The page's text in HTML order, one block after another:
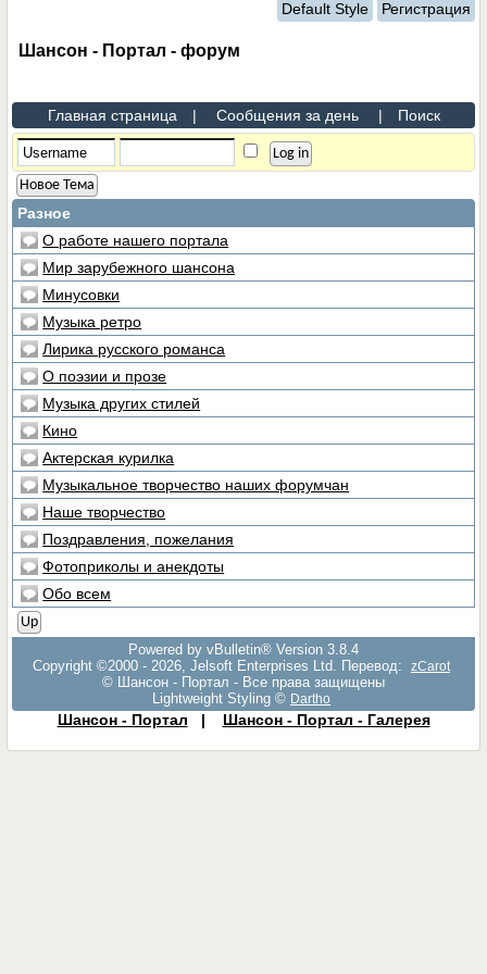
Default Style Регистрация
Шансон - Портал - форум
Главная страница | Сообщения за день | Поиск
Новое Тема
Разное
О работе нашего портала
Мир зарубежного шансона
Минусовки
Музыка ретро
Лирика русского романса
О поэзии и прозе
Музыка других стилей
Кино
Актерская курилка
Музыкальное творчество наших форумчан
Наше творчество
Поздравления, пожелания
Фотоприколы и анекдоты
Обо всем
Up
Powered by vBulletin® Version 3.8.4
Copyright ©2000 - 2026, Jelsoft Enterprises Ltd. Перевод:
zCarot
© Шансон - Портал - Все права защищены
Lightweight Styling © Dartho
Шансон - Портал | Шансон - Портал - Галерея